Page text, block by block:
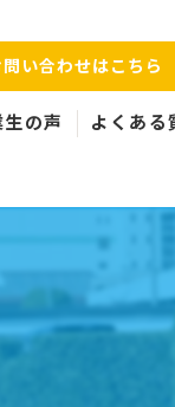
問い合わせはこちら
の声 よくある